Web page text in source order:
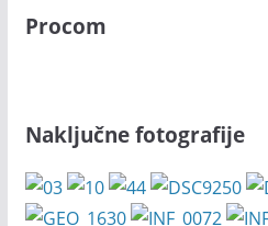
Procom
Naključne fotografije